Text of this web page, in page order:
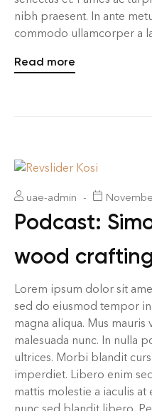
nibh praesent. In ante
commodo ullamcorper a
Read more
uae-admin
Podcast:
wood crafting
Lorem ipsum dolor sit
sed do eiusmod tempor
magna aliqua. Mus
malesuada nunc. In nulla
ultrices. Morbi blandit
imperdiet. Libero enim
mattis molestie a iaculis